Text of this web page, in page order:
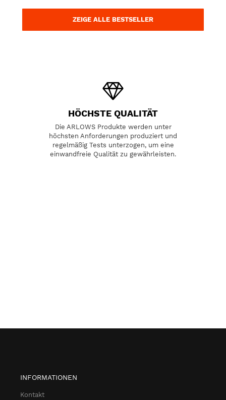
ZEIGE ALLE BESTSELLER
HÖCHSTE QUALITÄT
Die ARLOWS Produkte werden unter
höchsten Anforderungen produziert und
regelmäßig Tests unterzogen, um eine
einwandfreie Qualität zu gewährleisten.
INFORMATIONEN
Kontakt